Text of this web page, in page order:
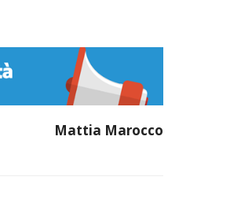
Mattia Marocco